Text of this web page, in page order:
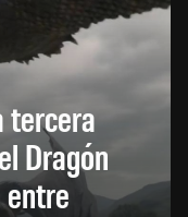
tercera
Dragón